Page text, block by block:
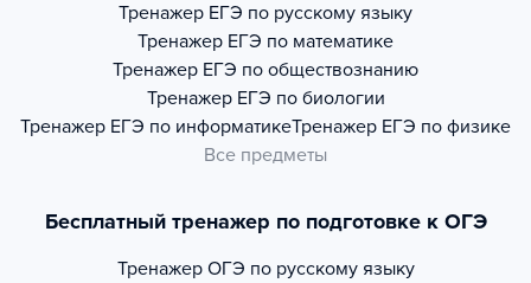
Тренажер ЕГЭ по русскому языку
Тренажер ЕГЭ по математике
Тренажер ЕГЭ по обществознанию
Тренажер ЕГЭ по биологии
Тренажер ЕГЭ по информатикеТренажер ЕГЭ по физике
Все предметы
Бесплатный тренажер по подготовке к ОГЭ
Тренажер ОГЭ по русскому языку